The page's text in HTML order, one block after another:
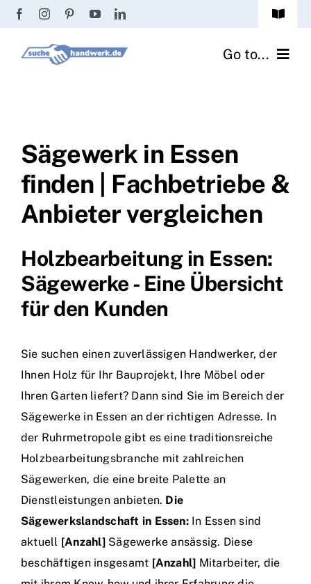
Zum
springen
Toggle
Passwort vergessen? Go to...
Handwerker Ratgeber
Wir über uns
Sägewerk in Essen
finden | Fachbetriebe &
Anbieter vergleichen
Holzbearbeitung in Essen:
Sägewerke - Eine Übersicht
für den Kunden
Sie suchen einen zuverlässigen Handwerker, der
Ihnen Holz für Ihr Bauprojekt, Ihre Möbel oder
Ihren Garten liefert? Dann sind Sie im Bereich der
Sägewerke in Essen an der richtigen Adresse. In
der Ruhrmetropole gibt es eine traditionsreiche
Holzbearbeitungsbranche mit zahlreichen
Sägewerken, die eine breite Palette an
Dienstleistungen anbieten. Die
Sägewerkslandschaft in Essen:In Essen sind
aktuell [Anzahl] Sägewerke ansässig. Diese
beschäftigen insgesamt [Anzahl] Mitarbeiter, die